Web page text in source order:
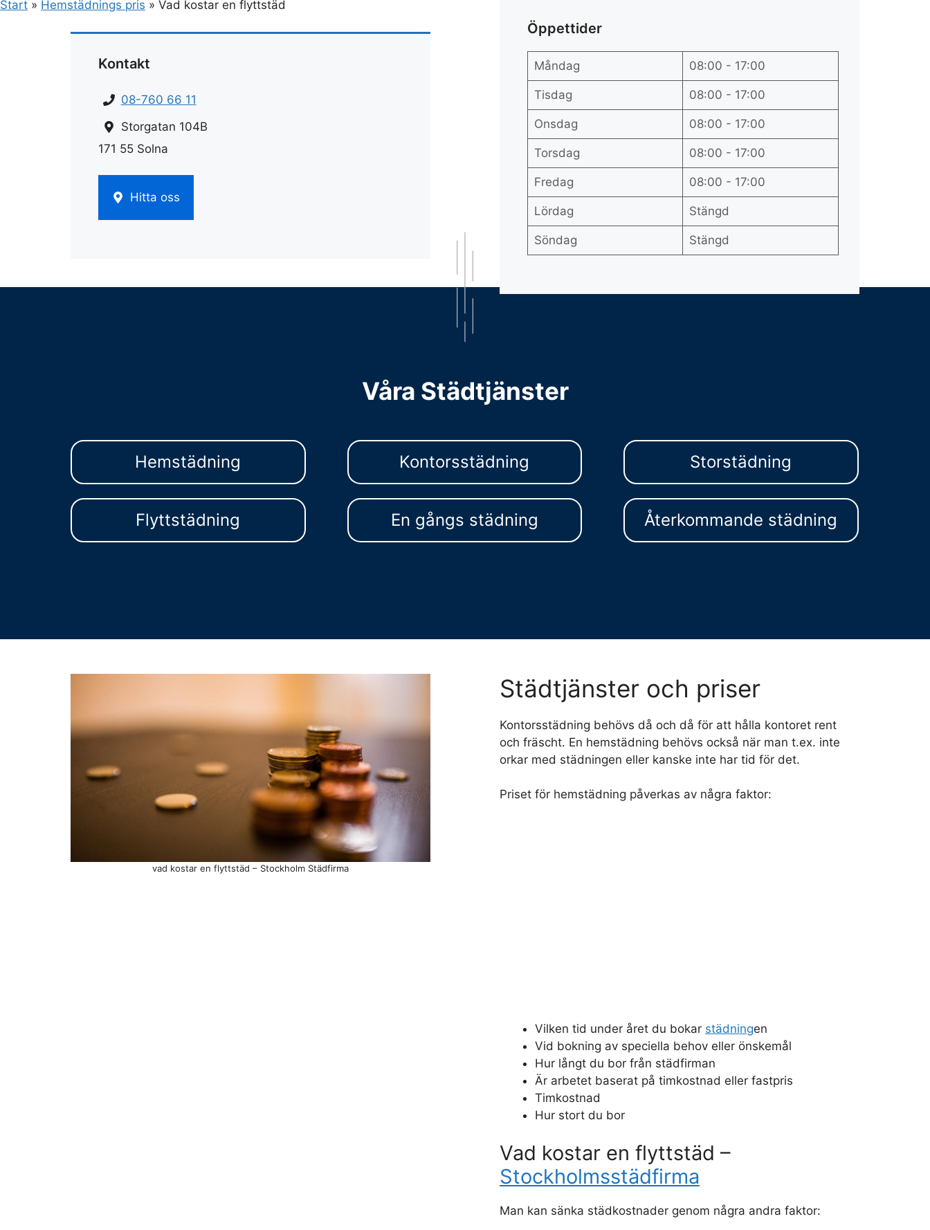
Start » Hemstädnings pris » Vad kostar en flyttstäd
Kontakt
08-760 66 11
Storgatan 104B
171 55 Solna
Hitta oss
Öppettider
Måndag 08:00 - 17:00
Tisdag 08:00 - 17:00
Onsdag 08:00 - 17:00
Torsdag 08:00 - 17:00
Fredag 08:00 - 17:00
Lördag Stängd
Söndag Stängd
Våra Städtjänster
Hemstädning Kontorsstädning Storstädning
Flyttstädning En gångs städning Återkommande städning
vad kostar en flyttstäd – Stockholm Städfirma
Städtjänster och priser
Kontorsstädning behövs då och då för att hålla kontoret rent
och fräscht. En hemstädning behövs också när man t.ex. inte
orkar med städningen eller kanske inte har tid för det.
Priset för hemstädning påverkas av några faktor:
Vilken tid under året du bokar städningen
Vid bokning av speciella behov eller önskemål
Hur långt du bor från städfirman
Är arbetet baserat på timkostnad eller fastpris
Timkostnad
Hur stort du bor
Vad kostar en flyttstäd –
Stockholmsstädfirma
Man kan sänka städkostnader genom några andra faktor: